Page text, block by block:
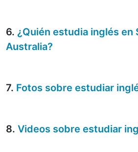
6. ¿Quién estudia inglés en
Australia?
7. Fotos sobre estudiar
8. Videos sobre estudiar